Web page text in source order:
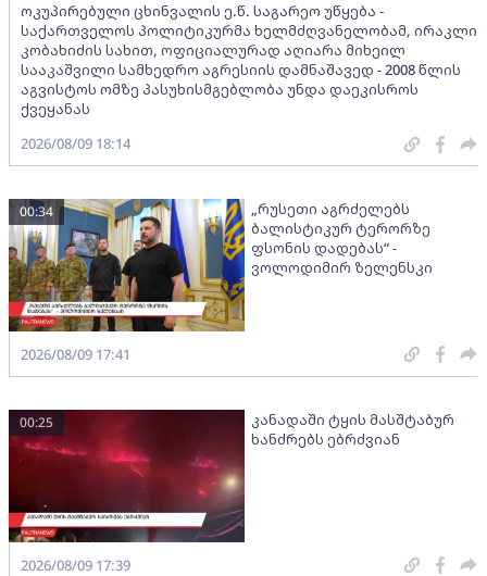
ოკუპირებული ცხინვალის ე.წ. საგარეო უწყება -
საქართველოს პოლიტიკურმა ხელმძღვანელობამ, ირაკლი
კობახიძის სახით, ოფიციალურად აღიარა მიხეილ
სააკაშვილი სამხედრო აგრესიის დამნაშავედ - 2008 წლის
აგვისტოს ომზე პასუხისმგებლობა უნდა დაეკისროს
ქვეყანას
2026/08/09 18:14
„რუსეთი აგრძელებს
ბალისტიკურ ტერორზე
ფსონის დადებას“ -
ვოლოდიმირ ზელენსკი
00:34
2026/08/09 17:41
კანადაში ტყის მასშტაბურ
ხანძრებს ებრძვიან
00:25
2026/08/09 17:39